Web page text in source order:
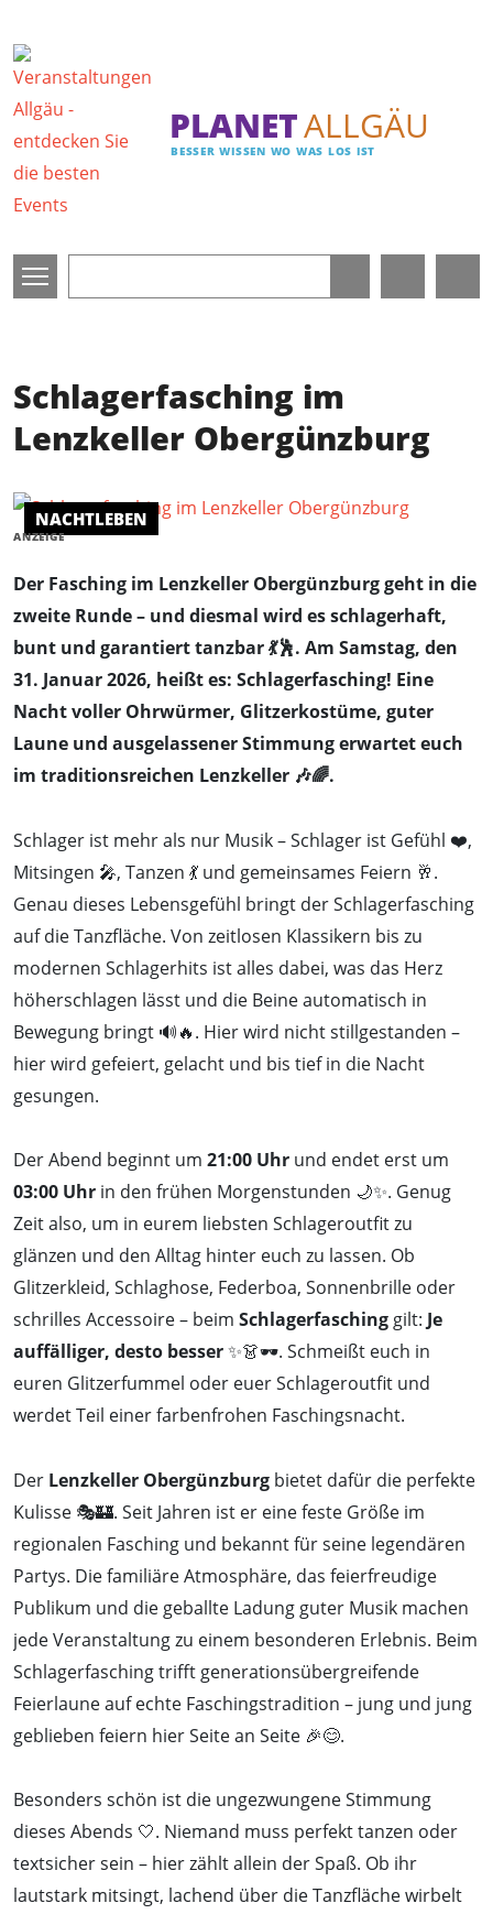
PLANETALLGÄU
BESSER WISSEN WO WAS LOS IST
Schlagerfasching im
Lenzkeller Obergünzburg
NACHTLEBEN
ANZEIGE
Der Fasching im Lenzkeller Obergünzburg geht in die
zweite Runde – und diesmal wird es schlagerhaft,
bunt und garantiert tanzbar 💃🕺. Am Samstag, den
31. Januar 2026, heißt es: Schlagerfasching! Eine
Nacht voller Ohrwürmer, Glitzerkostüme, guter
Laune und ausgelassener Stimmung erwartet euch
im traditionsreichen Lenzkeller 🎶🌈.
Schlager ist mehr als nur Musik – Schlager ist Gefühl ❤️,
Mitsingen 🎤, Tanzen 💃 und gemeinsames Feiern 🥂.
Genau dieses Lebensgefühl bringt der Schlagerfasching
auf die Tanzfläche. Von zeitlosen Klassikern bis zu
modernen Schlagerhits ist alles dabei, was das Herz
höherschlagen lässt und die Beine automatisch in
Bewegung bringt 🔊🔥. Hier wird nicht stillgestanden –
hier wird gefeiert, gelacht und bis tief in die Nacht
gesungen.
Der Abend beginnt um 21:00 Uhr und endet erst um
03:00 Uhr in den frühen Morgenstunden 🌙✨. Genug
Zeit also, um in eurem liebsten Schlageroutfit zu
glänzen und den Alltag hinter euch zu lassen. Ob
Glitzerkleid, Schlaghose, Federboa, Sonnenbrille oder
schrilles Accessoire – beim Schlagerfasching gilt: Je
auffälliger, desto besser✨👗🕶️. Schmeißt euch in
euren Glitzerfummel oder euer Schlageroutfit und
werdet Teil einer farbenfrohen Faschingsnacht.
Der Lenzkeller Obergünzburg bietet dafür die perfekte
Kulisse 🎭🏰. Seit Jahren ist er eine feste Größe im
regionalen Fasching und bekannt für seine legendären
Partys. Die familiäre Atmosphäre, das feierfreudige
Publikum und die geballte Ladung guter Musik machen
jede Veranstaltung zu einem besonderen Erlebnis. Beim
Schlagerfasching trifft generationsübergreifende
Feierlaune auf echte Faschingstradition – jung und jung
geblieben feiern hier Seite an Seite 🎉😊.
Besonders schön ist die ungezwungene Stimmung
dieses Abends 🤍. Niemand muss perfekt tanzen oder
textsicher sein – hier zählt allein der Spaß. Ob ihr
lautstark mitsingt, lachend über die Tanzfläche wirbelt